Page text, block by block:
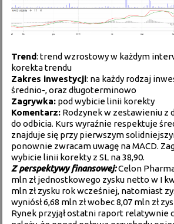
Trend: trend wzrostowy w każdym
korekta trendu
Zakres inwestycji: na każdy rodzaj
średnio-, oraz długoterminowo
Zagrywka: pod wybicie linii korekty
Komentarz: Rodzynek w zestawieniu z
do odbicia. Kurs wyraźnie respektuje
znajduje się przy pierwszym
ponownie zwracam uwagę na MACD.
wybicie linii korekty z SL na 38,90.
Z perspektywy finansowej:Celon
mln zł jednostkowego zysku netto w I
mln zł zysku rok wcześniej, natomiast
wyniósł 6,68 mln zł wobec 8,07 mln zł
Rynek przyjął ostatni raport relatywnie